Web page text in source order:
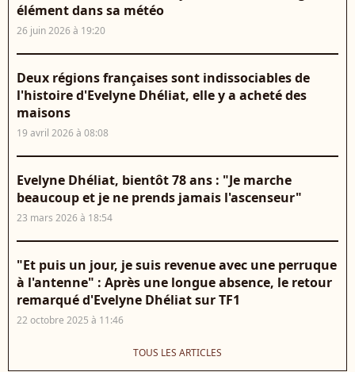
élément dans sa météo
26 juin 2026 à 19:20
Deux régions françaises sont indissociables de
l'histoire d'Evelyne Dhéliat, elle y a acheté des
maisons
19 avril 2026 à 08:08
Evelyne Dhéliat, bientôt 78 ans : "Je marche
beaucoup et je ne prends jamais l'ascenseur"
23 mars 2026 à 18:54
"Et puis un jour, je suis revenue avec une perruque
à l'antenne" : Après une longue absence, le retour
remarqué d'Evelyne Dhéliat sur TF1
22 octobre 2025 à 11:46
TOUS LES ARTICLES